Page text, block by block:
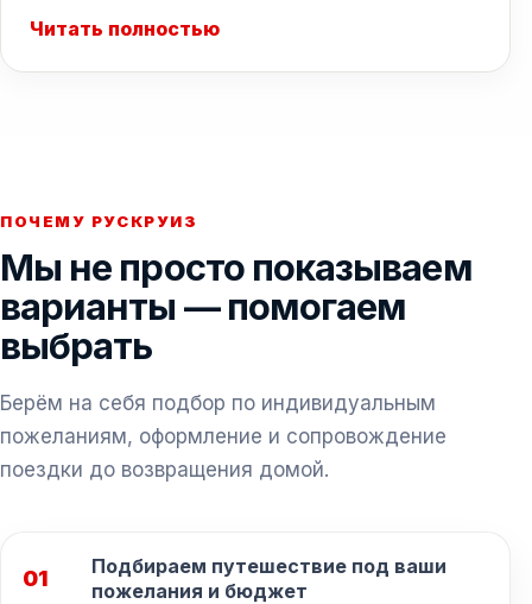
Читать полностью
ПОЧЕМУ РУСКРУИЗ
Мы не просто показываем
варианты — помогаем
выбрать
Берём на себя подбор по индивидуальным
пожеланиям, оформление и сопровождение
поездки до возвращения домой.
01
Подбираем путешествие под ваши
пожелания и бюджет